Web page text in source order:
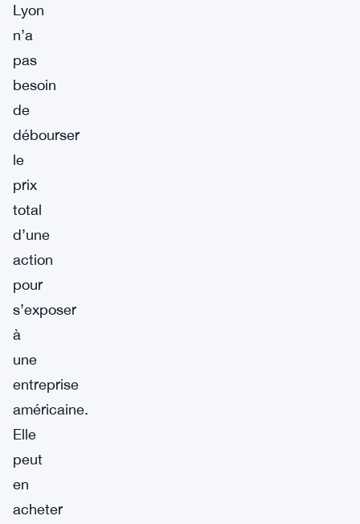
Lyon
n’a
pas
besoin
de
débourser
le
prix
total
d’une
action
pour
s’exposer
à
une
entreprise
américaine.
Elle
peut
en
acheter